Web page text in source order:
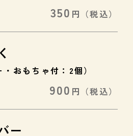
350 円 （税込）
おもちゃ付：2個）
900 円 （税込）
ー